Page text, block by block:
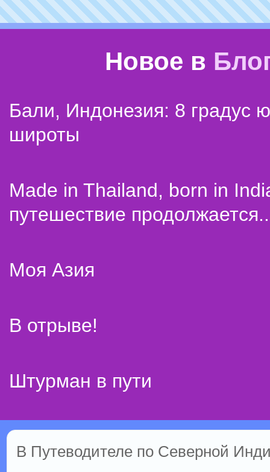
Новое в
Бали, Индонезия: 8 градус
широты
Made in Thailand, born in
путешествие
Моя Азия
В отрыве!
Штурман в пути
В Путеводителе по Северной